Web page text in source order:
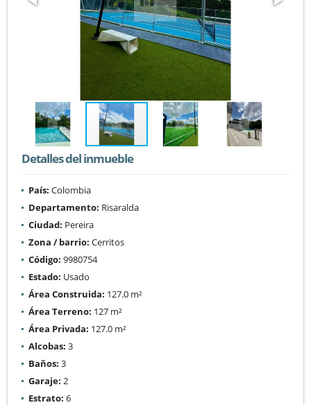
Detalles del inmueble
País: Colombia
Departamento: Risaralda
Ciudad: Pereira
Zona / barrio: Cerritos
Código: 9980754
Estado: Usado
Área Construida: 127.0 m²
Área Terreno: 127 m²
Área Privada: 127.0 m²
Alcobas: 3
Baños: 3
Garaje: 2
Estrato: 6